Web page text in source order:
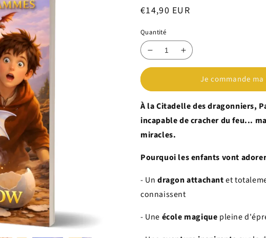
Prix
€14,90 EUR
Quantité
Réduire
la
le
dragon
sans
flammes
roman
fantasy
Augmenter
la
quantité
le
dragon
roman
fantasy
Je commande
À la Citadelle des dragonniers,
incapable de cracher du feu...
miracles.
Pourquoi les enfants vont
- Un dragon attachantet
connaissent
- Une école magique pleine